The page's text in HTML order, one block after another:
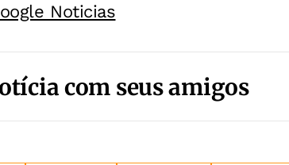
Noticias
com seus amigos